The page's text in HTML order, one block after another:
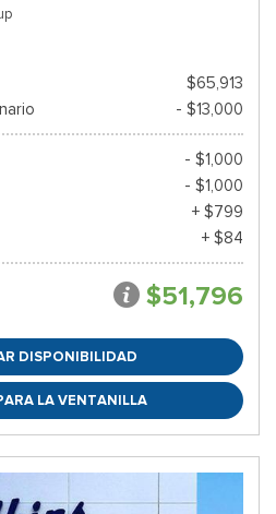
$65,913
- $13,000
- $1,000
- $1,000
+ $799
+ $84
$51,796
DISPONIBILIDAD
LA VENTANILLA